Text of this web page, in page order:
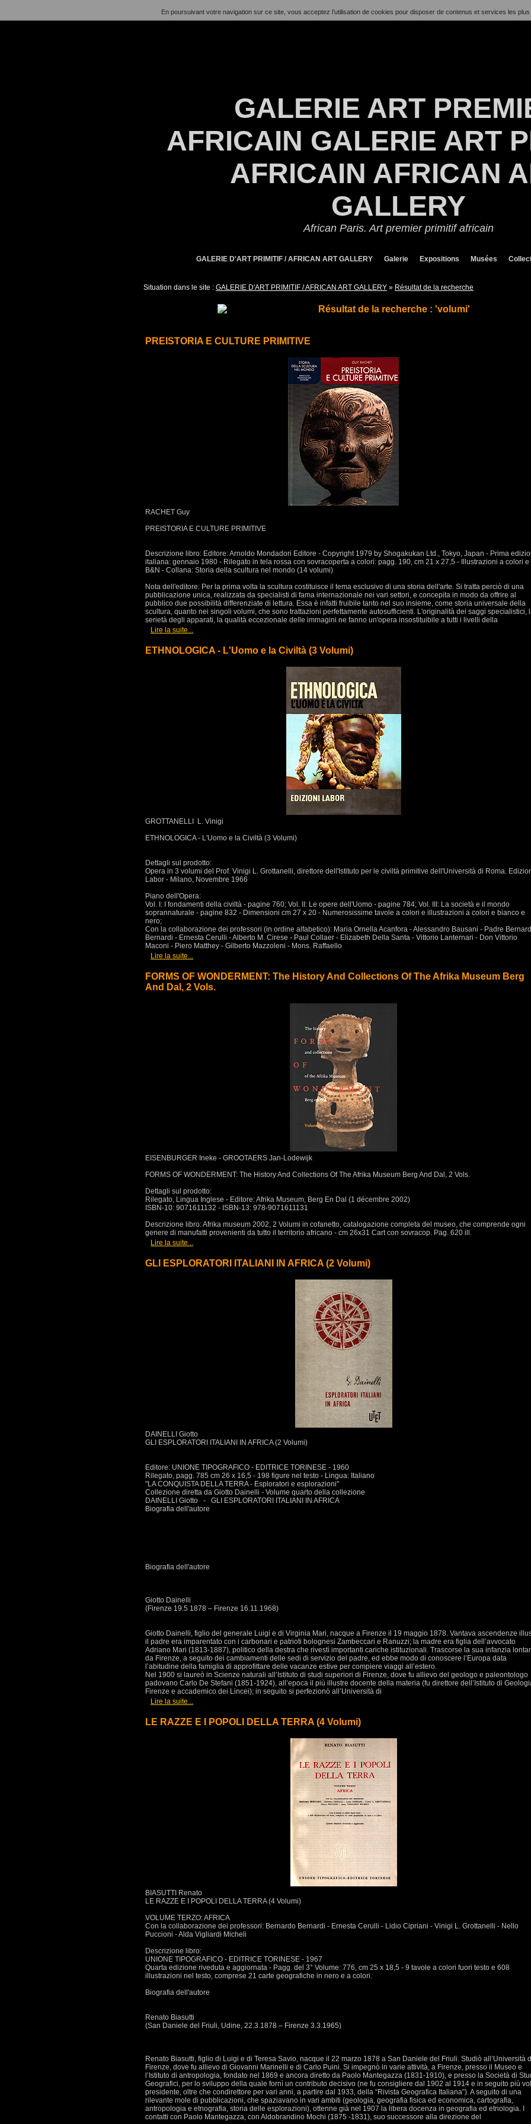
En poursuivant votre navigation sur ce site, vous acceptez l’utilisation de cookies pour disposer de contenus et services les
GALERIE ART
AFRICAIN GALERIE ART
AFRICAIN AFRICAN
GALLERY
African Paris. Art premier primitif africain
GALERIE D'ART PRIMITIF / AFRICAN ART GALLERY Galerie Expositions Musées
Situation dans le site : GALERIE D'ART PRIMITIF / AFRICAN ART GALLERY » Résultat de la recherche
Résultat de la recherche : 'volumi'
PREISTORIA E CULTURE PRIMITIVE
RACHET Guy
PREISTORIA E CULTURE PRIMITIVE
Descrizione libro: Editore: Arnoldo Mondadori Editore - Copyright 1979 by Shogakukan Ltd., Tokyo, Japan - Prima
italiana: gennaio 1980 - Rilegato in tela rossa con sovracoperta a colori: pagg. 190, cm 21 x 27,5 - Illustrazioni a colori e
B&N - Collana: Storia della scultura nel mondo (14 volumi)
Nota dell'editore: Per la prima volta la scultura costituisce il tema esclusivo di una storia dell'arte. Si tratta perciò di una
pubblicazione unica, realizzata da specialisti di fama internazionale nei vari settori, e concepita in modo da offrire al
pubblico due possibilità differenziate di lettura. Essa è infatti fruibile tanto nel suo insieme, come storia universale della
scultura, quanto nei singoli volumi, che sono trattazioni perfettamente autosufficienti. L'originalità dei saggi specialistici,
serietà degli apparati, la qualità eccezionale delle immagini ne fanno un'opera insostituibile a tutti i livelli della
Lire la suite...
ETHNOLOGICA - L'Uomo e la Civiltà (3 Volumi)
GROTTANELLI L. Vinigi
ETHNOLOGICA - L'Uomo e la Civiltà (3 Volumi)
Dettagli sul prodotto:
Opera in 3 volumi del Prof. Vinigi L. Grottanelli, direttore dell'Istituto per le civiltà primitive dell'Università di Roma.
Labor - Milano, Novembre 1966
Piano dell'Opera:
Vol. I: I fondamenti della civiltà - pagine 760; Vol. II: Le opere dell'Uomo - pagine 784; Vol. III: La società e il mondo
soprannaturale - pagine 832 - Dimensioni cm 27 x 20 - Numerosissime tavole a colori e illustrazioni a colori e bianco e
nero;
Con la collaborazione dei professori (in ordine alfabetico): Maria Ornella Acanfora - Alessandro Bausani - Padre
Bernardi - Ernesta Cerulli - Alberto M. Cirese - Paul Collaer - Elizabeth Della Santa - Vittorio Lanternari - Don Vittorio
Maconi - Piero Matthey - Gilberto Mazzoleni - Mons. Raffaello
Lire la suite...
FORMS OF WONDERMENT: The History And Collections Of The Afrika Museum Berg
And Dal, 2 Vols.
EISENBURGER Ineke - GROOTAERS Jan-Lodewijk
FORMS OF WONDERMENT: The History And Collections Of The Afrika Museum Berg And Dal, 2 Vols.
Dettagli sul prodotto:
Rilegato, Lingua Inglese - Editore: Afrika Museum, Berg En Dal (1 décembre 2002)
ISBN-10: 9071611132 - ISBN-13: 978-9071611131
Descrizione libro: Afrika museum 2002, 2 Volumi in cofanetto, catalogazione completa del museo, che comprende ogni
genere di manufatti provenienti da tutto il territorio africano - cm 26x31 Cart con sovracop. Pag. 620 ill.
Lire la suite...
GLI ESPLORATORI ITALIANI IN AFRICA (2 Volumi)
DAINELLI Giotto
GLI ESPLORATORI ITALIANI IN AFRICA (2 Volumi)
Editore: UNIONE TIPOGRAFICO - EDITRICE TORINESE - 1960
Rilegato, pagg. 785 cm 26 x 16,5 - 198 figure nel testo - Lingua: Italiano
"LA CONQUISTA DELLA TERRA - Esploratori e esplorazioni"
Collezione diretta da Giotto Dainelli - Volume quarto della collezione
DAINELLI Giotto - GLI ESPLORATORI ITALIANI IN AFRICA
Biografia dell'autore
Biografia dell'autore
Giotto Dainelli
(Firenze 19.5 1878 – Firenze 16.11.1968)
Giotto Dainelli, figlio del generale Luigi e di Virginia Mari, nacque a Firenze il 19 maggio 1878. Vantava ascendenze
il padre era imparentato con i carbonari e patrioti bolognesi Zambeccari e Ranuzzi; la madre era figlia dell’avvocato
Adriano Mari (1813-1887), politico della destra che rivestì importanti cariche istituzionali. Trascorse la sua infanzia
da Firenze, a seguito dei cambiamenti delle sedi di servizio del padre, ed ebbe modo di conoscere l’Europa data
l’abitudine della famiglia di approfittare delle vacanze estive per compiere viaggi all’estero.
Nel 1900 si laureò in Scienze naturali all’Istituto di studi superiori di Firenze, dove fu allievo del geologo e paleontologo
padovano Carlo De Stefani (1851-1924), all’epoca il più illustre docente della materia (fu direttore dell’Istituto di
Firenze e accademico dei Lincei); in seguito si perfezionò all’Università di
Lire la suite...
LE RAZZE E I POPOLI DELLA TERRA (4 Volumi)
BIASUTTI Renato
LE RAZZE E I POPOLI DELLA TERRA (4 Volumi)
VOLUME TERZO: AFRICA
Con la collaborazione dei professori: Bernardo Bernardi - Ernesta Cerulli - Lidio Cipriani - Vinigi L. Grottanelli - Nello
Puccioni - Alda Vigliardi Micheli
Descrizione libro:
UNIONE TIPOGRAFICO - EDITRICE TORINESE - 1967
Quarta edizione riveduta e aggiornata - Pagg. del 3° Volume: 776, cm 25 x 18,5 - 9 tavole a colori fuori testo e 608
illustrazioni nel testo, comprese 21 carte geografiche in nero e a colori.
Biografia dell'autore
Renato Biasutti
(San Daniele del Friuli, Udine, 22.3.1878 – Firenze 3.3.1965)
Renato Biasutti, figlio di Luigi e di Teresa Savio, nacque il 22 marzo 1878 a San Daniele del Friuli. Studiò all’Università
Firenze, dove fu allievo di Giovanni Marinelli e di Carlo Puini. Si impegnò in varie attività, a Firenze, presso il Museo e
l’Istituto di antropologia, fondato nel 1869 e ancora diretto da Paolo Mantegazza (1831-1910), e presso la Società di
Geografici, per lo sviluppo della quale fornì un contributo decisivo (ne fu consigliere dal 1902 al 1914 e in seguito più
presidente, oltre che condirettore per vari anni, a partire dal 1933, della “Rivista Geografica Italiana”). A seguito di una
rilevante mole di pubblicazioni, che spaziavano in vari ambiti (geologia, geografia fisica ed economica, cartografia,
antropologia e etnografia, storia delle esplorazioni), ottenne già nel 1907 la libera docenza in geografia ed etnologia. I
contatti con Paolo Mantegazza, con Aldobrandino Mochi (1875 -1831), suo successore alla direzione del